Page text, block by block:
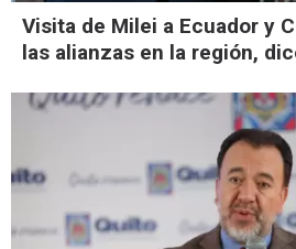
Visita de Milei a Ecuador y
las alianzas en la región,